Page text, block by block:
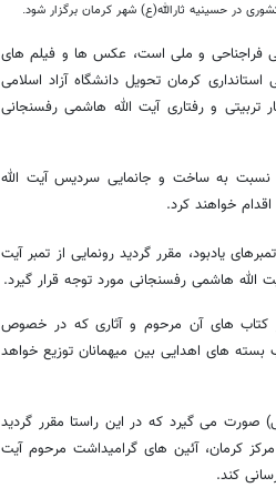
در حسینیه ثارالله(ع) شهر کرمان برگزار شود.
فراجناحی و ملی است، عکس ها و فیلم های
کرمان تحویل دانشگاه آزاد اسلامی
تربیتی و رفتاری آیت الله هاشمی رفسنجانی
نسبت به ساخت و جانمایی سردیس آیت الله
خواهند کرد.
یادبود، مقرر گردید رونمایی از تمبر آیت
الله هاشمی رفسنجانی مورد توجه قرار گیرد.
کتاب های آن مرحوم و آثاری که در خصوص
های اهدایی بین میهمانان توزیع خواهد
می گیرد که در این راستا مقرر گردید
کرمان، آئین های گرامیداشت مرحوم آیت
کند.